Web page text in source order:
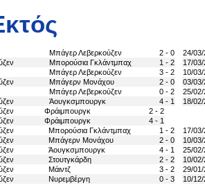
Μπάγερ Λεβερκούζεν
2 - 0
Μπορούσια Γκλάντμπαχ
1 - 2
Μπάγερ Λεβερκούζεν
3 - 2
Μπάγερν Μονάχου
2 - 0
Μπάγερ Λεβερκούζεν
0 - 2
Άουγκσμπουργκ 4 - 1
24/03/
17/03/
10/03/
03/03/
25/02/
18/02/
Φράιμπουργκ
2 - 2
Φράιμπουργκ
4 - 1
Μπορούσια Γκλάντμπαχ
1 - 2
Μπάγερν Μονάχου
2 - 0
Άουγκσμπουργκ
4 - 1
Στουτγκάρδη
2 - 2
Μάιντζ
3 - 2
Νυρεμβέργη 0 - 3
17/03/
10/03/
25/02/
10/02/
29/01/
10/12/